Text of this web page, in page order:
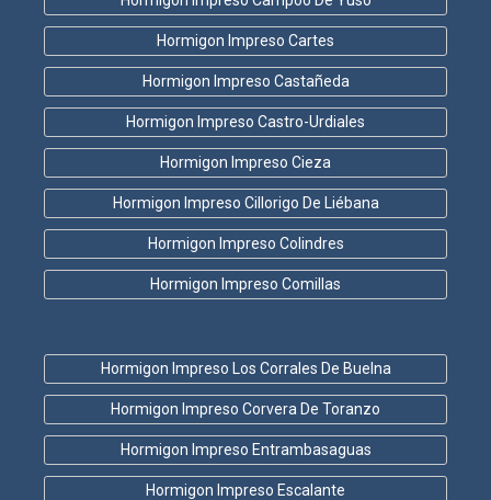
Hormigon Impreso Cartes
Hormigon Impreso Castañeda
Hormigon Impreso Castro-Urdiales
Hormigon Impreso Cieza
Hormigon Impreso Cillorigo De Liébana
Hormigon Impreso Colindres
Hormigon Impreso Comillas
Hormigon Impreso Los Corrales De Buelna
Hormigon Impreso Corvera De Toranzo
Hormigon Impreso Entrambasaguas
Hormigon Impreso Escalante